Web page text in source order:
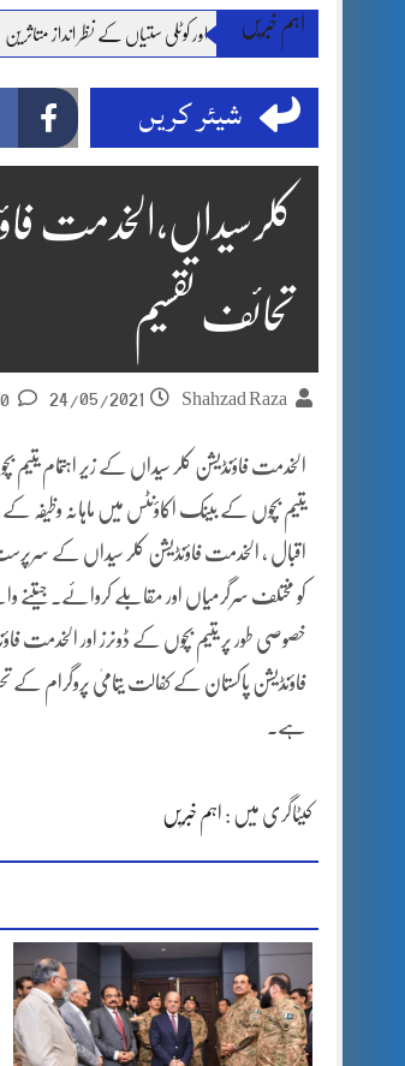
اہم خبریں
بارشیں، لینڈ سلائیڈنگ اور کوٹلی ستیاں کے نظر انداز متاثرین
شیئر کریں
تحائف تقسیم
Shahzad Raza
24/05/2021
الخدمت فاؤنڈیشن کلر سیداں کے زیر اہتمام یتیم
اقبال ، الخدمت فاؤنڈیشن کلر سیداں کے
کو مختلف سرگرمیاں اور مقابلے کروائے۔ جیتنے
خصوصی طور پر یتیم بچوں کے ڈونرز اور الخدمت
ہے۔
کیٹاگری میں : اہم خبریں